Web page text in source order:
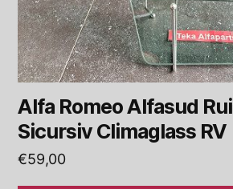
Alfa Romeo Alfasud
Sicursiv Climaglass RV
€59,00